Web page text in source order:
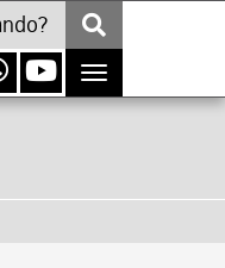
Toggle
navigation